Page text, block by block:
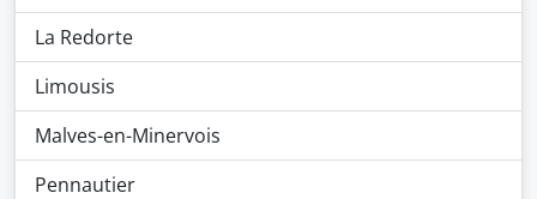
La Redorte
Limousis
Malves-en-Minervois
Pennautier